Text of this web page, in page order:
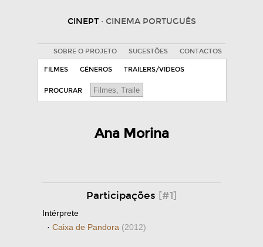
CINEPT · CINEMA PORTUGUÊS
SOBRE O PROJETO SUGESTÕES CONTACTOS
FILMES GÉNEROS TRAILERS/VIDEOS
PROCURAR
Ana Morina
Participações [#1]
Intérprete
· Caixa de Pandora (2012)